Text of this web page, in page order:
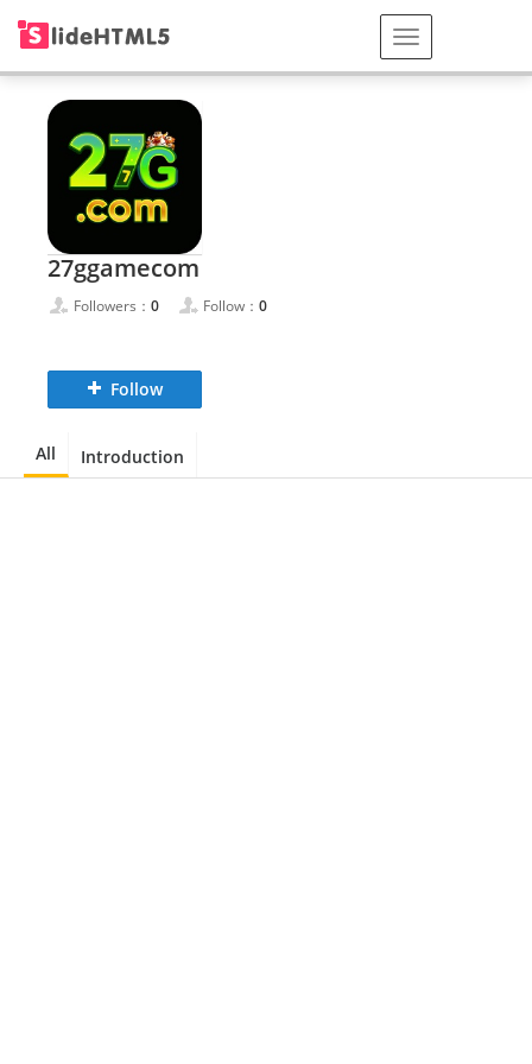
27ggamecom
Followers： 0 Follow： 0
Follow
All Introduction